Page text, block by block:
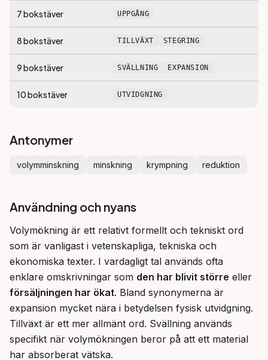
7bokstäver UPPGÅNG
8bokstäver TILLVÄXT STEGRING
9bokstäver SVÄLLNING EXPANSION
10bokstäver UTVIDGNING
Antonymer
volymminskning minskning krympning reduktion
Användning och nyans
Volymökning är ett relativt formellt och tekniskt ord
som är vanligast i vetenskapliga, tekniska och
ekonomiska texter. I vardagligt tal används ofta
enklare omskrivningar som den har blivit större
försäljningen har ökat. Bland synonymerna är
expansion mycket nära i betydelsen fysisk utvidgning.
Tillväxt är ett mer allmänt ord. Svällning används
specifikt när volymökningen beror på att ett material
har absorberat vätska.